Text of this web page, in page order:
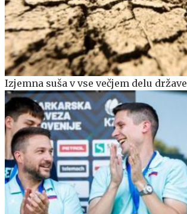
Izjemna suša v vse večjem delu države